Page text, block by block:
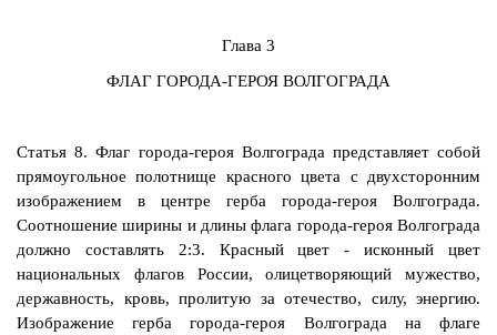
Глава 3
ФЛАГ ГОРОДА-ГЕРОЯ ВОЛГОГРАДА
Статья 8. Флаг города-героя Волгограда представляет собой
прямоугольное полотнище красного цвета с двухсторонним
изображением в центре герба города-героя Волгограда.
Соотношение ширины и длины флага города-героя Волгограда
должно составлять 2:3. Красный цвет - исконный цвет
национальных флагов России, олицетворяющий мужество,
державность, кровь, пролитую за отечество, силу, энергию.
Изображение герба города-героя Волгограда на флаге